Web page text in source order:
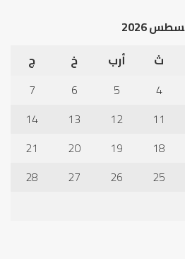
2026
ث أرب خ
ج
4
5
6
7
11
12
13
14
18
19
20
21
25
26
27
28